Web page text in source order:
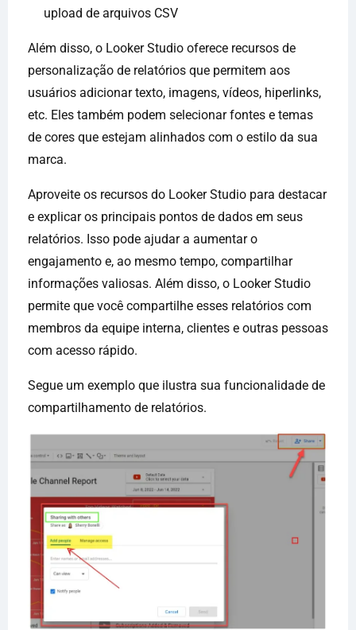
upload de arquivos CSV
Além disso, o Looker Studio oferece recursos de
personalização de relatórios que permitem aos
usuários adicionar texto, imagens, vídeos, hiperlinks,
etc. Eles também podem selecionar fontes e temas
de cores que estejam alinhados com o estilo da sua
marca.
Aproveite os recursos do Looker Studio para destacar
e explicar os principais pontos de dados em seus
relatórios. Isso pode ajudar a aumentar o
engajamento e, ao mesmo tempo, compartilhar
informações valiosas. Além disso, o Looker Studio
permite que você compartilhe esses relatórios com
membros da equipe interna, clientes e outras pessoas
com acesso rápido.
Segue um exemplo que ilustra sua funcionalidade de
compartilhamento de relatórios.